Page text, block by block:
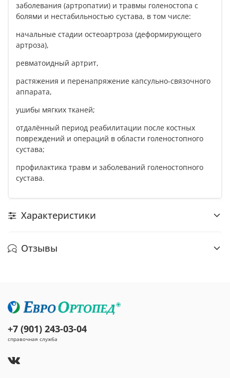
заболевания (артропатии) и травмы голеностопа с
болями и нестабильностью сустава, в том числе:
начальные стадии остеоартроза (деформирующего
артроза),
ревматоидный артрит,
растяжения и перенапряжение капсульно-связочного
аппарата,
ушибы мягких тканей;
отдалённый период реабилитации после костных
повреждений и операций в области голеностопного
сустава;
профилактика травм и заболеваний голеностопного
сустава.
Характеристики
Отзывы
+7 (901) 243-03-04
справочная служба